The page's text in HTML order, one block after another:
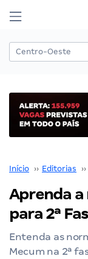
Início ›› Editorias ››
Aprenda a
para 2ª
Entenda as
Mecum na 2ª